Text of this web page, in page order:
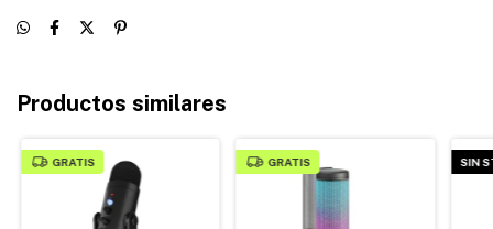
Productos similares
GRATIS GRATIS SIN